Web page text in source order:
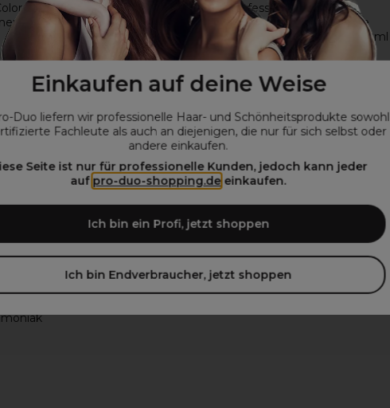
Einkaufen auf deine Weise
Duo liefern wir professionelle Haar- und Schönheitsprodukte sowohl
Fachleute als auch an diejenigen, die nur für sich selbst oder
andere einkaufen.
Seite ist nur für professionelle Kunden, jedoch kann jeder
auf pro-duo-shopping.deeinkaufen.
Ich bin ein Profi, jetzt shoppen
Ich bin Endverbraucher, jetzt shoppen
Touch Demi-
Intensivtönung 60ml
Wella Professionals Koleston
Perfect Permanente Haarfarbe
6/98 Dunkelblond Fumé-Perl 60ml
12,60€
Kompromisse
Farbergebnisse - auch bei geschädigtem Haar
Farbtöne
Ansatz